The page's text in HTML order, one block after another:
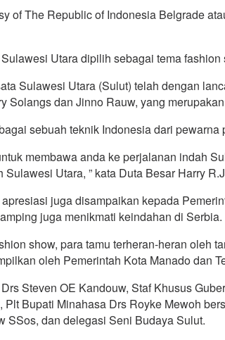
of The Republic of Indonesia Belgrade
Utara dipilih sebagai tema
Sulawesi Utara (Sulut) telah dengan
Solangs dan Jinno Rauw, yang
sebuah teknik Indonesia dari
membawa anda ke perjalanan indah
Utara, ” kata Duta Besar Harry
juga disampaikan kepada
juga menikmati keindahan di Serbia.
show, para tamu terheran-heran oleh
oleh Pemerintah Kota Manado dan
Steven OE Kandouw, Staf Khusus
Plt Bupati Minahasa Drs Royke Mewoh
SSos, dan delegasi Seni Budaya Sulut.